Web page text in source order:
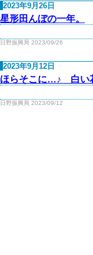
2023年9月26日
星形田んぼの一年。
日野振興局 2023/09/26
2023年9月12日
ほらそこに…♪ 白い
日野振興局 2023/09/12